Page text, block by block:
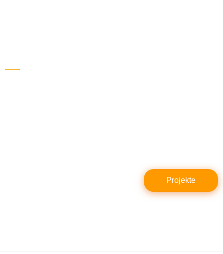
Projekte